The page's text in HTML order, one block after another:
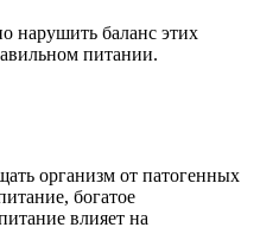
нарушить баланс этих
питании.
организм от патогенных
богатое
влияет на